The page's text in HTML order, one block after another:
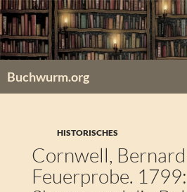
Zum
Inhalt
springen
Buchwurm.org
HISTORISCHES
Cornwell, Bernard
Feuerprobe.